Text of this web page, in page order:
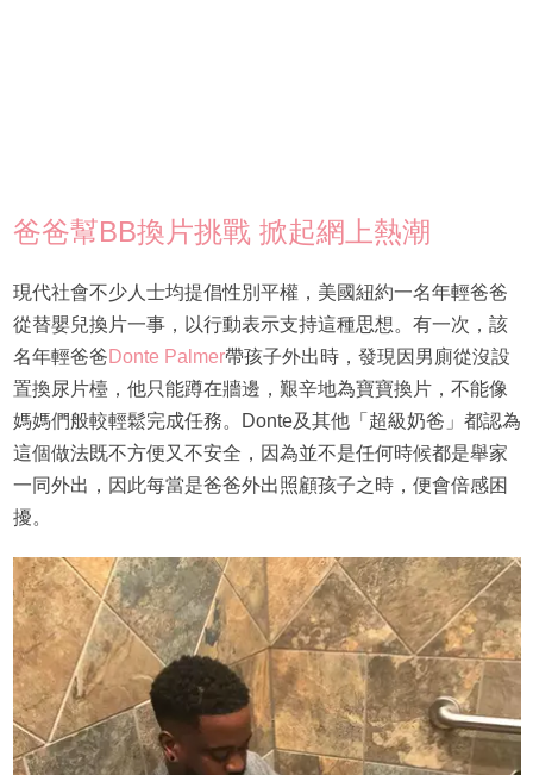
爸爸幫BB換片挑戰 掀起網上熱潮
現代社會不少人士均提倡性別平權，美國紐約一名年輕爸爸
從替嬰兒換片一事，以行動表示支持這種思想。有一次，該
名年輕爸爸 Donte Palmer帶孩子外出時，發現因男廁從沒設
置換尿片檯，他只能蹲在牆邊，艱辛地為寶寶換片，不能像
媽媽們般較輕鬆完成任務。Donte及其他「超級奶爸」都認為
這個做法既不方便又不安全，因為並不是任何時候都是舉家
一同外出，因此每當是爸爸外出照顧孩子之時，便會倍感困
擾。